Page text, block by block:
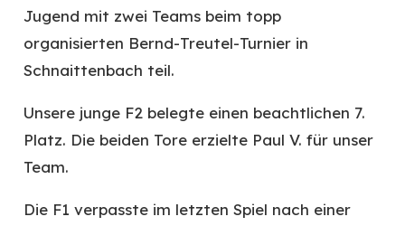
Jugend mit zwei Teams beim topp
organisierten Bernd-Treutel-Turnier in
Schnaittenbach teil.
Unsere junge F2 belegte einen beachtlichen 7.
Platz. Die beiden Tore erzielte Paul V. für unser
Team.
Die F1 verpasste im letzten Spiel nach einer